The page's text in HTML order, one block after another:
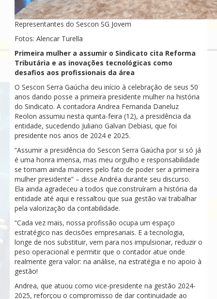
Representantes do Sescon SG Jovem
Fotos: Alencar Turella
Primeira mulher a assumir o Sindicato cita Reforma
Tributária e as inovações tecnológicas como
desafios aos profissionais da área
O Sescon Serra Gaúcha deu início à celebração de seus 50
anos dando posse a primeira presidente mulher na história
do Sindicato. A contadora Andrea Fernanda Daneluz
Reolon assumiu nesta quinta-feira (12), a presidência da
entidade, sucedendo Juliano Galvan Debiasi, que foi
presidente nos anos de 2024 e 2025.
“Assumir a presidência do Sescon Serra Gaúcha por si só já
é uma honra imensa, mas meu orgulho e responsabilidade
se tornam ainda maiores pelo fato de poder ser a primeira
mulher presidente” – disse Andréa durante seu discurso.
Ela ainda agradeceu a todos que.construíram a história da
entidade até aqui e ressaltou que sua gestão vai trabalhar
pela valorização da contabilidade.
“Cada vez mais, nossa profissão ocupa um espaço
estratégico nas decisões empresariais. E a tecnologia,
longe de nos substituir, vem para nos impulsionar, reduzir o
peso operacional e permitir que o contador atue onde
realmente gera valor: na análise, na estratégia e no apoio à
gestão!
Andrea, que atuou como vice-presidente na gestão 2024-
2025, reforçou o compromisso de dar continuidade ao